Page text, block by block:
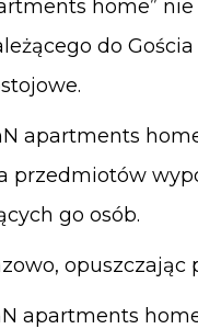
home”
do
apartments
przedmiotów
go osób.
apartments